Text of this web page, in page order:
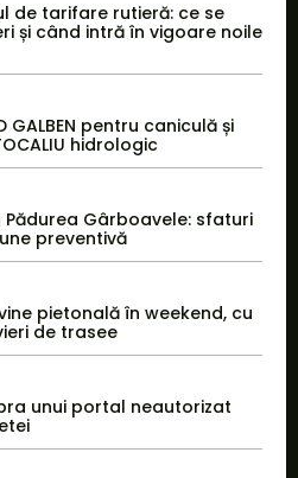
de tarifare rutieră: ce se
și când intră în vigoare noile
GALBEN pentru caniculă și
hidrologic
Pădurea Gârboavele: sfaturi
preventivă
pietonală în weekend, cu
de trasee
unui portal neautorizat